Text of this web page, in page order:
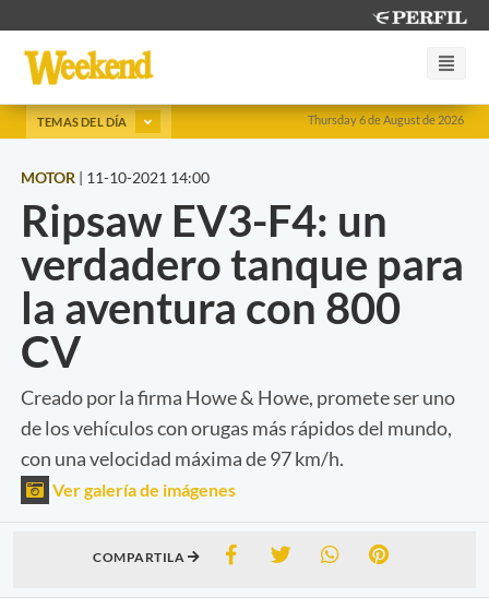
Thursday 6 de August de 2026
TEMAS DEL DÍA
MOTOR | 11-10-2021 14:00
Ripsaw EV3-F4: un
verdadero tanque para
la aventura con 800
CV
Creado por la firma Howe & Howe, promete ser uno
de los vehículos con orugas más rápidos del mundo,
con una velocidad máxima de 97 km/h.
Ver galería de imágenes
COMPARTILA